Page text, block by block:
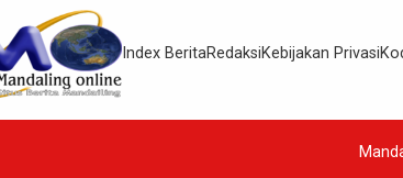
Index BeritaRedaksiKebijakan Privasi